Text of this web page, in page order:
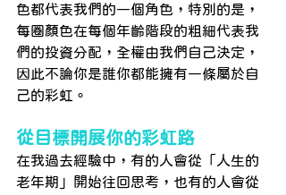
色都代表我們的一個角色，特別的是，
每圈顏色在每個年齡階段的粗細代表我
們的投資分配，全權由我們自己決定，
因此不論你是誰你都能擁有一條屬於自
己的彩虹。
從目標開展你的彩虹路
在我過去經驗中，有的人會從「人生的
老年期」開始往回思考，也有的人會從